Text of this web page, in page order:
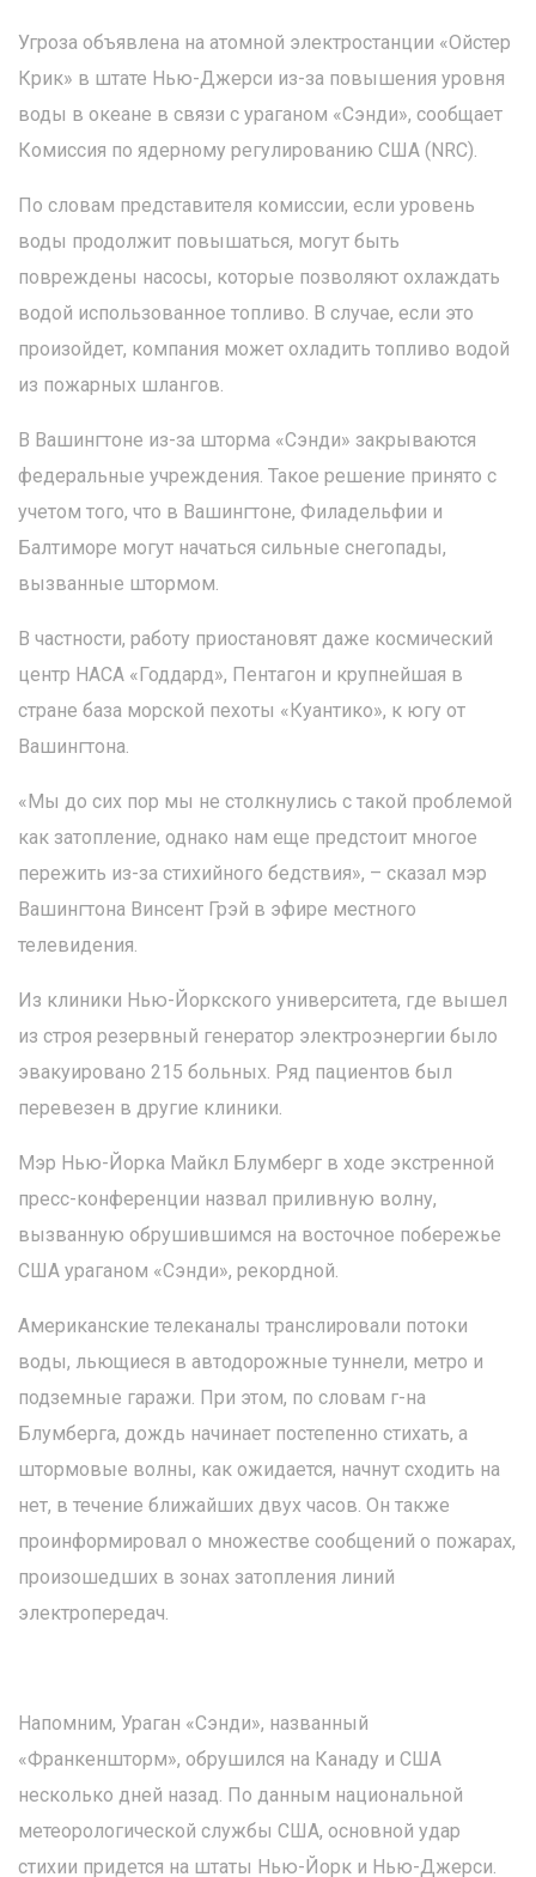
Угроза объявлена на атомной электростанции «Ойстер
Крик» в штате Нью-Джерси из-за повышения уровня
воды в океане в связи с ураганом «Сэнди», сообщает
Комиссия по ядерному регулированию США (NRC).
По словам представителя комиссии, если уровень
воды продолжит повышаться, могут быть
повреждены насосы, которые позволяют охлаждать
водой использованное топливо. В случае, если это
произойдет, компания может охладить топливо водой
из пожарных шлангов.
В Вашингтоне из-за шторма «Сэнди» закрываются
федеральные учреждения. Такое решение принято с
учетом того, что в Вашингтоне, Филадельфии и
Балтиморе могут начаться сильные снегопады,
вызванные штормом.
В частности, работу приостановят даже космический
центр НАСА «Годдард», Пентагон и крупнейшая в
стране база морской пехоты «Куантико», к югу от
Вашингтона.
«Мы до сих пор мы не столкнулись с такой проблемой
как затопление, однако нам еще предстоит многое
пережить из-за стихийного бедствия», – сказал мэр
Вашингтона Винсент Грэй в эфире местного
телевидения.
Из клиники Нью-Йоркского университета, где вышел
из строя резервный генератор электроэнергии было
эвакуировано 215 больных. Ряд пациентов был
перевезен в другие клиники.
Мэр Нью-Йорка Майкл Блумберг в ходе экстренной
пресс-конференции назвал приливную волну,
вызванную обрушившимся на восточное побережье
США ураганом «Сэнди», рекордной.
Американские телеканалы транслировали потоки
воды, льющиеся в автодорожные туннели, метро и
подземные гаражи. При этом, по словам г-на
Блумберга, дождь начинает постепенно стихать, а
штормовые волны, как ожидается, начнут сходить на
нет, в течение ближайших двух часов. Он также
проинформировал о множестве сообщений о пожарах,
произошедших в зонах затопления линий
электропередач.
Напомним, Ураган «Сэнди», названный
«Франкеншторм», обрушился на Канаду и США
несколько дней назад. По данным национальной
метеорологической службы США, основной удар
стихии придется на штаты Нью-Йорк и Нью-Джерси.